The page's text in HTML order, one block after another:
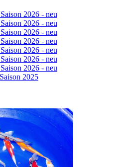
2026 - neu
2026 - neu
2026 - neu
2026 - neu
2026 - neu
2026 - neu
2026 - neu
2025